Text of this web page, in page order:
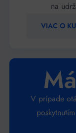
na
VIAC O
V prípade